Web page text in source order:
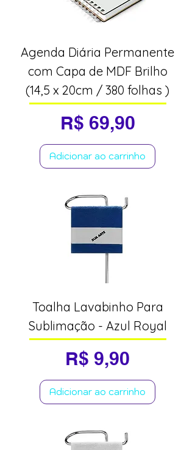
Agenda Diária Permanente
com Capa de MDF Brilho
(14,5 x 20cm / 380 folhas )
Preço
R$ 69,90
Adicionar ao carrinho
Toalha Lavabinho Para
Sublimação - Azul Royal
Preço
R$ 9,90
Adicionar ao carrinho